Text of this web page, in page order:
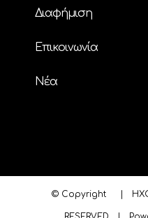
Διαφήμιση
Επικοινωνία
Nέα
© Copyright |